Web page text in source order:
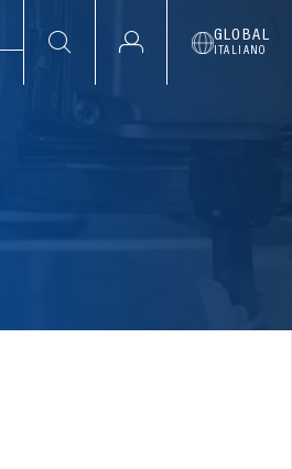
GLOBAL
ITALIANO